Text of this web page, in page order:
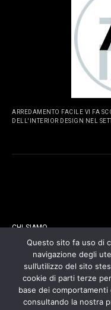
ARREDAMENTO FACILE VI FA
DELL'INTERIOR DESIGN NEL
CHI SIAMO
CONTATTI
COOKIES POLICY
Questo sito fa uso di
navigazione degli
sull’utilizzo del sito
cookie di parti terze
base dei
consultando la nostra